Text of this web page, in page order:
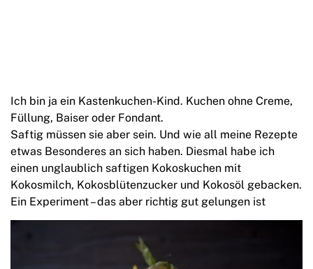
Ich bin ja ein Kastenkuchen-Kind. Kuchen ohne Creme,
Füllung, Baiser oder Fondant.
Saftig müssen sie aber sein. Und wie all meine Rezepte
etwas Besonderes an sich haben. Diesmal habe ich
einen unglaublich saftigen Kokoskuchen mit
Kokosmilch, Kokosblütenzucker und Kokosöl gebacken.
Ein Experiment – das aber richtig gut gelungen ist